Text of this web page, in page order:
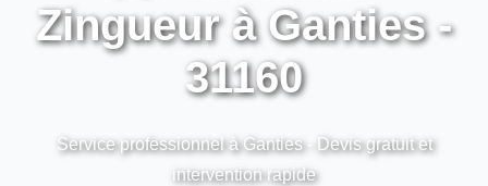
Zingueur à Ganties -
31160
Service professionnel à Ganties - Devis gratuit et
intervention rapide